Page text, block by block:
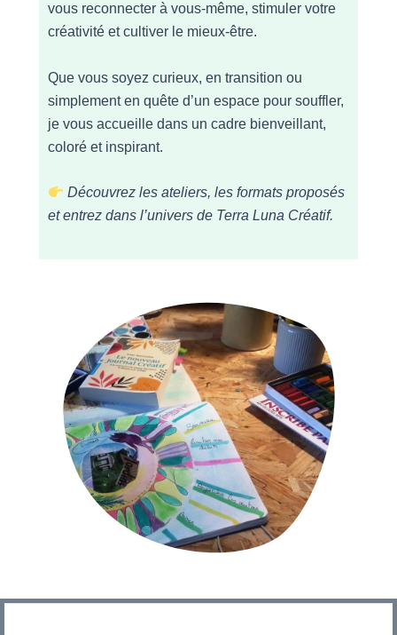
vous reconnecter à vous-même, stimuler votre
créativité et cultiver le mieux-être.
Que vous soyez curieux, en transition ou
simplement en quête d’un espace pour souffler,
je vous accueille dans un cadre bienveillant,
coloré et inspirant.
Découvrez les ateliers, les formats proposés
et entrez dans l’univers de Terra Luna Créatif.